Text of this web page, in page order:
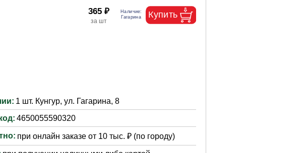
365 ₽
1 шт. Кунгур, ул. Гагарина, 8
4650055590320
при онлайн заказе от 10 тыс. ₽ (по городу)